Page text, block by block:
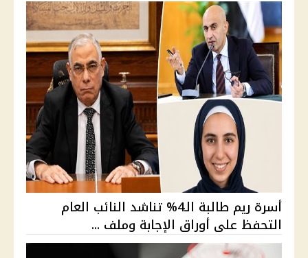
أسرة ريم طالبة الـ4% تناشد النائب العام
التحفظ على أوراق الإجابة وملف ...